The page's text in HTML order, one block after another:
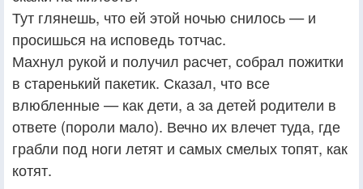
Тут глянешь, что ей этой ночью снилось — и
просишься на исповедь тотчас.
Махнул рукой и получил расчет, собрал пожитки
в старенький пакетик. Сказал, что все
влюбленные — как дети, а за детей родители в
ответе (пороли мало). Вечно их влечет туда, где
грабли под ноги летят и самых смелых топят, как
котят.